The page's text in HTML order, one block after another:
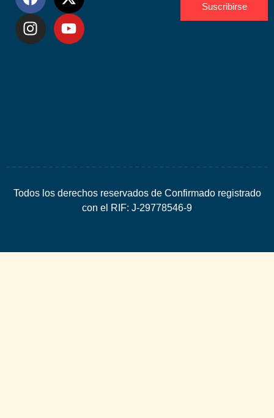
Suscribirse
Todos los derechos reservados de Confirmado registrado
con el RIF: J-29778546-9